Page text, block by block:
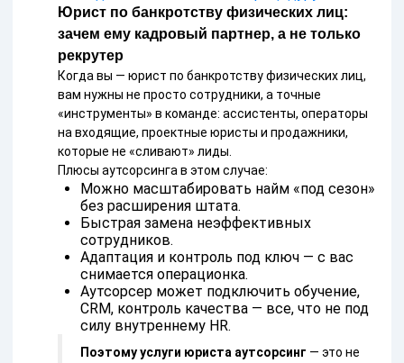
Юрист по банкротству физических лиц:
зачем ему кадровый партнер, а не только
рекрутер
Когда вы — юрист по банкротству физических лиц,
вам нужны не просто сотрудники, а точные
«инструменты» в команде: ассистенты, операторы
на входящие, проектные юристы и продажники,
которые не «сливают» лиды.
Плюсы аутсорсинга в этом случае:
Можно масштабировать найм «под сезон»
без расширения штата.
Быстрая замена неэффективных
сотрудников.
Адаптация и контроль под ключ — с вас
снимается операционка.
Аутсорсер может подключить обучение,
CRM, контроль качества — все, что не под
силу внутреннему HR.
Поэтому услуги юриста аутсорсинг — это не